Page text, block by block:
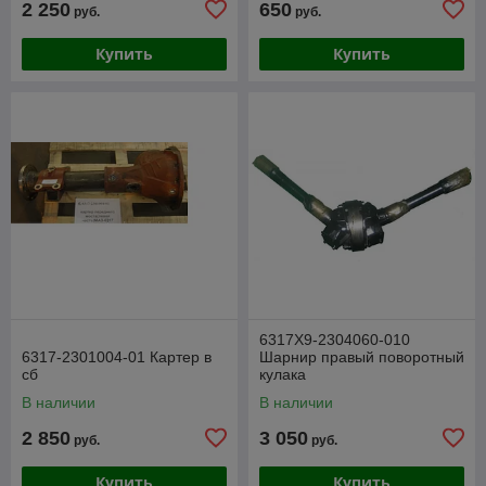
2 250 руб.
Купить
650 руб.
Купить
6317-2301004-01 Картер в
сб
В наличии
2 850 руб.
6317Х9-2304060-010
Шарнир правый поворотный
кулака
В наличии
3 050 руб.